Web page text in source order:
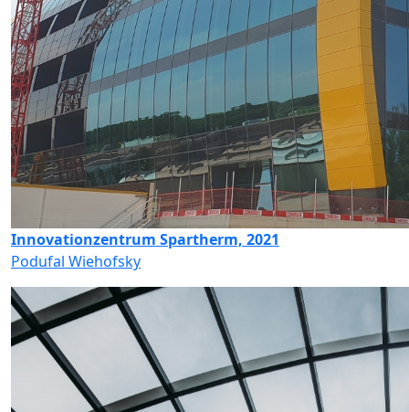
Innovationzentrum Spartherm, 2021
Podufal Wiehofsky